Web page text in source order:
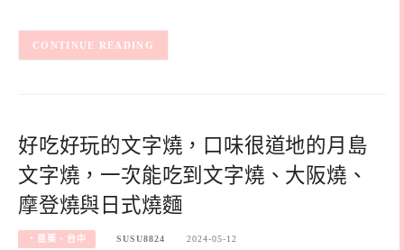
CONTINUE READING
好吃好玩的文字燒，口味很道地的月島
文字燒，一次能吃到文字燒、大阪燒、
摩登燒與日式燒麵
‧苗栗、台中 SUSU8824 2024-05-12